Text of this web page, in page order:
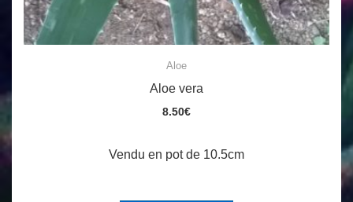
Aloe
Aloe vera
8.50€
Vendu en pot de 10.5cm